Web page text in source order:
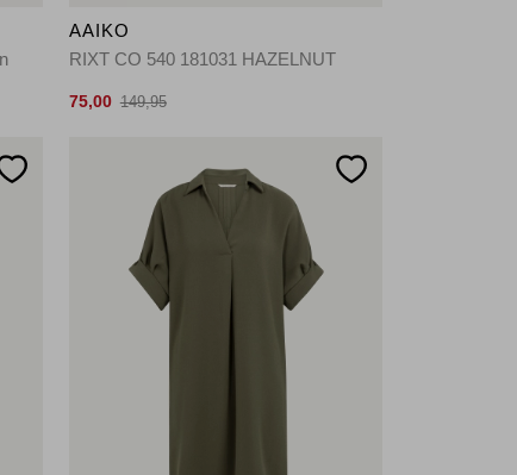
AAIKO
RIXT CO 540 181031 HAZELNUT
75,00 149,95